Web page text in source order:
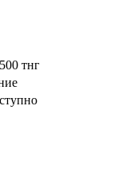
тнг